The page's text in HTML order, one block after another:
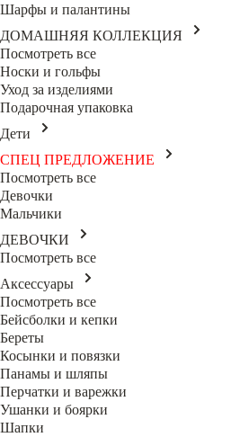
Шарфы и палантины
ДОМАШНЯЯ КОЛЛЕКЦИЯ
Посмотреть все
Носки и гольфы
Уход за изделиями
Подарочная упаковка
Дети
СПЕЦ ПРЕДЛОЖЕНИЕ
Посмотреть все
Девочки
Мальчики
ДЕВОЧКИ
Посмотреть все
Аксессуары
Посмотреть все
Бейсболки и кепки
Береты
Косынки и повязки
Панамы и шляпы
Перчатки и варежки
Ушанки и боярки
Шапки